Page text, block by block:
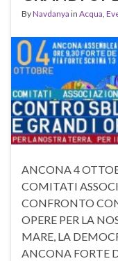
ByNavdanya in Acqua,
ANCONA 4
COMITATI
CONFRONTO
OPERE PER LA
MARE, LA
ANCONA FORTE